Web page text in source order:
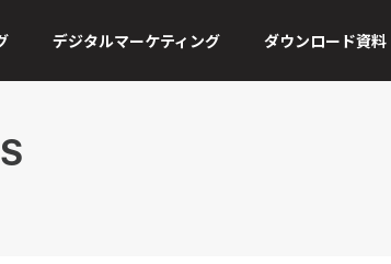
デジタルマーケティング ダウンロード資料